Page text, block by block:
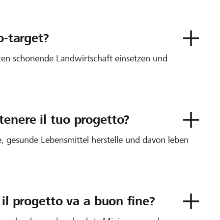
target?
schonende Landwirtschaft einsetzen und
il tuo progetto?
Lebensmittel herstelle und davon leben
progetto va a buon fine?